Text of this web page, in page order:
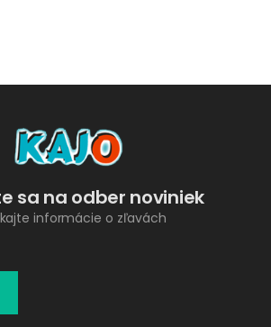
sa na odber noviniek
informácie o zľavách